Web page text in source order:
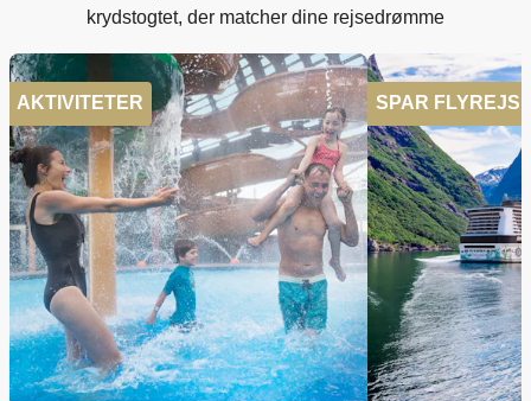
krydstogtet, der matcher dine rejsedrømme
AKTIVITETER SPAR